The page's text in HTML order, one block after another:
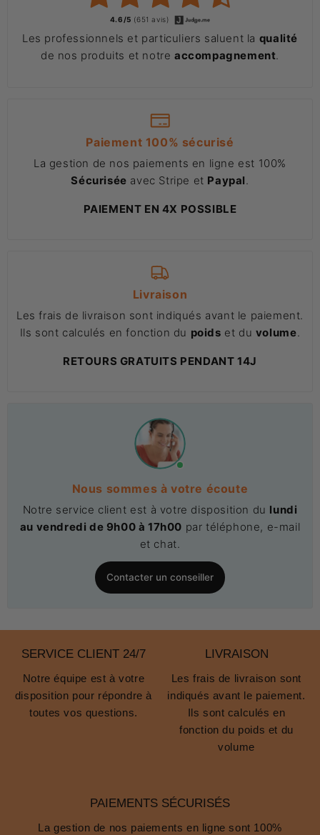
4.6/5 (651 avis)
Les professionnels et particuliers saluent la qualité
de nos produits et notre accompagnement.
Paiement 100% sécurisé
La gestion de nos paiements en ligne est 100%
Sécurisée avec Stripe et Paypal.
PAIEMENT EN 4X POSSIBLE
Livraison
Les frais de livraison sont indiqués avant le paiement.
Ils sont calculés en fonction du poids et du volume.
RETOURS GRATUITS PENDANT 14J
Nous sommes à votre écoute
Notre service client est à votre disposition du lundi
au vendredi de 9h00 à 17h00 par téléphone, e-mail
et chat.
Contacter un conseiller
SERVICE CLIENT 24/7
Notre équipe est à votre
disposition pour répondre à
toutes vos questions.
LIVRAISON
Les frais de livraison sont
indiqués avant le paiement.
Ils sont calculés en
fonction du poids et du
volume
PAIEMENTS SÉCURISÉS
La gestion de nos paiements en ligne sont 100%